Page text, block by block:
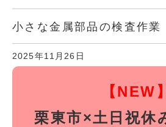
小さな金属部品の検査作業
2025年11月26日
【NEW】
栗東市×土日祝休